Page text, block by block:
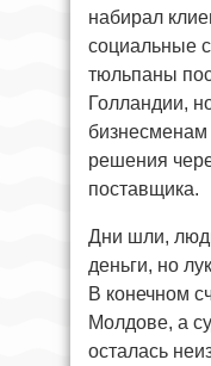
набирал
социальные
тюльпаны
Голландии,
бизнесменам
решения
поставщика.
Дни шли,
деньги, но
В конечном
Молдове, а
осталась